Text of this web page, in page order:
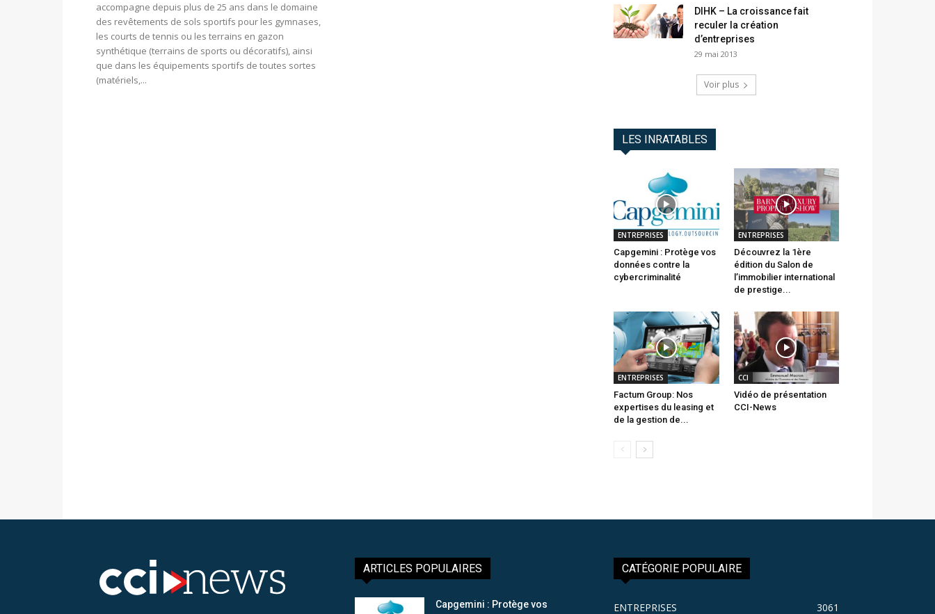
accompagne depuis plus de 25 ans dans le domaine
des revêtements de sols sportifs pour les gymnases,
les courts de tennis ou les terrains en gazon
synthétique (terrains de sports ou décoratifs), ainsi
que dans les équipements sportifs de toutes sortes
(matériels,...
DIHK – La croissance fait
reculer la création
d’entreprises
29 mai 2013
Voir plus
LES INRATABLES
ENTREPRISES
Capgemini : Protège vos
données contre la
cybercriminalité
ENTREPRISES
Découvrez la 1ère
édition du Salon de
l’immobilier international
de prestige...
ENTREPRISES
Factum Group: Nos
expertises du leasing et
de la gestion de...
CCI
Vidéo de présentation
CCI-News
ARTICLES POPULAIRES
Capgemini : Protège vos
CATÉGORIE POPULAIRE
ENTREPRISES 3061